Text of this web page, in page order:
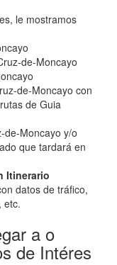
le mostramos
de-Moncayo
de-Moncayo con
de Guia
de-Moncayo y/o
que tardará en
Itinerario
datos de tráfico,
etc.
a o
de Intéres